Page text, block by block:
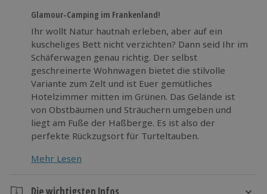
Glamour-Camping im Frankenland!
Ihr wollt Natur hautnah erleben, aber auf ein
kuscheliges Bett nicht verzichten? Dann seid Ihr im
Schäferwagen genau richtig. Der selbst
geschreinerte Wohnwagen bietet die stilvolle
Variante zum Zelt und ist Euer gemütliches
Hotelzimmer mitten im Grünen. Das Gelände ist
von Obstbäumen und Sträuchern umgeben und
liegt am Fuße der Haßberge. Es ist also der
perfekte Rückzugsort für Turteltauben.
Freut Euch auf Camping mal anders und bezieht für
Mehr Lesen